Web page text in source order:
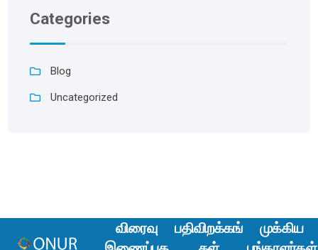
Categories
Blog
Uncategorized
விரைவு
பதிவிறக்கங்
முக்கிய